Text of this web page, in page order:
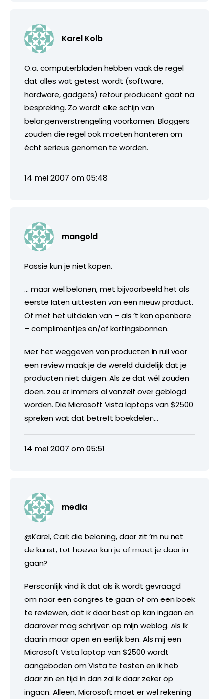
Karel Kolb
O.a. computerbladen hebben vaak de regel
dat alles wat getest wordt (software,
hardware, gadgets) retour producent gaat na
bespreking. Zo wordt elke schijn van
belangenverstrengeling voorkomen. Bloggers
zouden die regel ook moeten hanteren om
écht serieus genomen te worden.
14 mei 2007 om 05:48
mangold
Passie kun je niet kopen.
… maar wel belonen, met bijvoorbeeld het als
eerste laten uittesten van een nieuw product.
Of met het uitdelen van – als ’t kan openbare
– complimentjes en/of kortingsbonnen.
Met het weggeven van producten in ruil voor
een review maak je de wereld duidelijk dat je
producten niet duigen. Als ze dat wél zouden
doen, zou er immers al vanzelf over geblogd
worden. Die Microsoft Vista laptops van $2500
spreken wat dat betreft boekdelen…
14 mei 2007 om 05:51
media
@Karel, Carl: die beloning, daar zit ‘m nu net
de kunst; tot hoever kun je of moet je daar in
gaan?
Persoonlijk vind ik dat als ik wordt gevraagd
om naar een congres te gaan of om een boek
te reviewen, dat ik daar best op kan ingaan en
daarover mag schrijven op mijn weblog. Als ik
daarin maar open en eerlijk ben. Als mij een
Microsoft Vista laptop van $2500 wordt
aangeboden om Vista te testen en ik heb
daar zin en tijd in dan zal ik daar zeker op
ingaan. Alleen, Microsoft moet er wel rekening